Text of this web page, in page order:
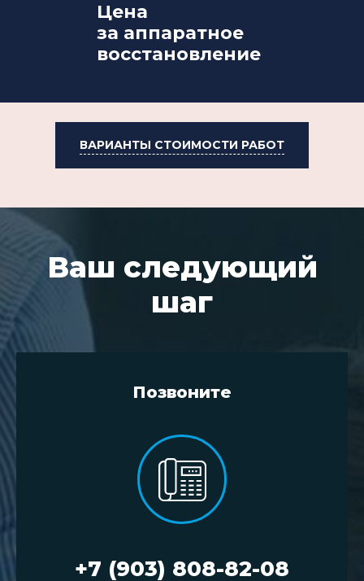
Цена
за аппаратное
восстановление
ВАРИАНТЫ СТОИМОСТИ РАБОТ
Ваш следующий
шаг
Позвоните
+7 (903) 808-82-08